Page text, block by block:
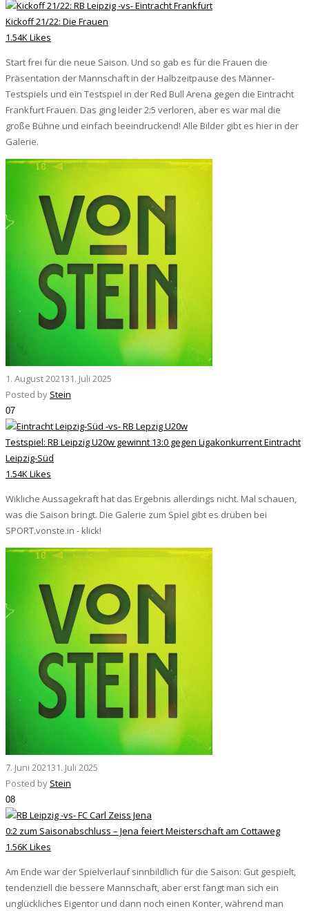
Kickoff 21/22: Die Frauen
1.54K Likes
Start frei für die neue Saison. Und so gab es für die Frauen die
Präsentation der Mannschaft in der Halbzeitpause des Männer-
Testspiels und ein Testspiel in der Red Bull Arena gegen die Eintracht
Frankfurt Frauen. Das ging leider 2:5 verloren, aber es war mal die
große Bühne und einfach beeindruckend! Alle Bilder gibt es hier in der
Galerie.
1. August 202131. Juli 2025
Posted by Stein
07
Testspiel: RB Leipzig U20w gewinnt 13:0 gegen Ligakonkurrent Eintracht
Leipzig-Süd
1.54K Likes
Wikliche Aussagekraft hat das Ergebnis allerdings nicht. Mal schauen,
was die Saison bringt. Die Galerie zum Spiel gibt es drüben bei
SPORT.vonste.in - klick!
7. Juni 202131. Juli 2025
Posted by Stein
08
0:2 zum Saisonabschluss – Jena feiert Meisterschaft am Cottaweg
1.56K Likes
Am Ende war der Spielverlauf sinnbildlich für die Saison: Gut gespielt,
tendenziell die bessere Mannschaft, aber erst fängt man sich ein
unglückliches Eigentor und dann noch einen Konter, während man